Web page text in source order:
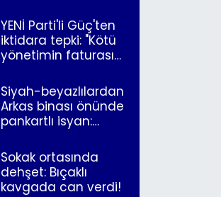
YENİ Parti'li Güç'ten
iktidara tepki: "Kötü
yönetimin faturasını
Siyah-beyazlılardan
Arkas binası önünde
pankartlı isyan:
İzmir"
Sokak ortasında
dehşet: Bıçaklı
kavgada can verdi!